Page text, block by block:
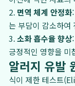
2. 면역 체계 안정화
는 부담이 감소하여
3.소화 흡수율 향상
긍정적인 영향을 미
알러지 유발
식이 제한 테스트